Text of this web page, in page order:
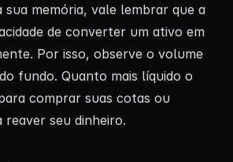
sua memória, vale lembrar que a
de converter um ativo em
Por isso, observe o volume
fundo. Quanto mais líquido o
comprar suas cotas ou
reaver seu dinheiro.